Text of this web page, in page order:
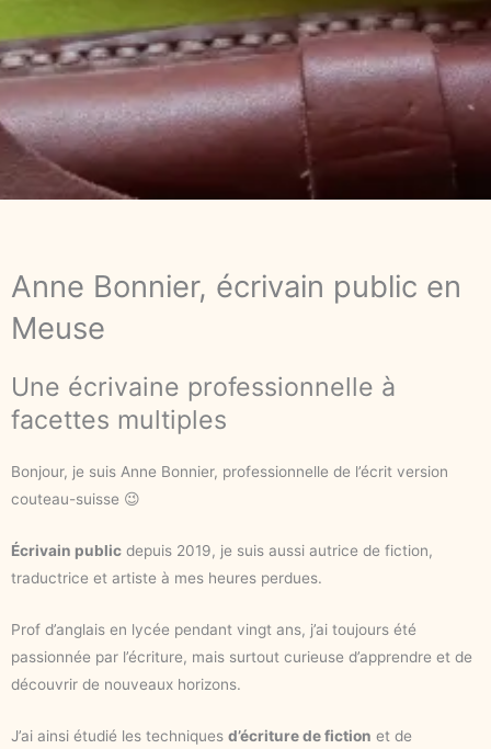
Anne Bonnier, écrivain public en
Meuse
Une écrivaine professionnelle à
facettes multiples
Bonjour, je suis Anne Bonnier, professionnelle de l’écrit version
couteau-suisse 😉
Écrivain public depuis 2019, je suis aussi autrice de fiction,
traductrice et artiste à mes heures perdues.
Prof d’anglais en lycée pendant vingt ans, j’ai toujours été
passionnée par l’écriture, mais surtout curieuse d’apprendre et de
découvrir de nouveaux horizons.
J’ai ainsi étudié les techniques d’écriture de fiction et de